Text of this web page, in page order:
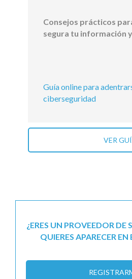
Consejos prácticos
segura tu información
Guía online para
ciberseguridad
VER
¿ERES UN PROVEEDOR DE
QUIERES APARECER